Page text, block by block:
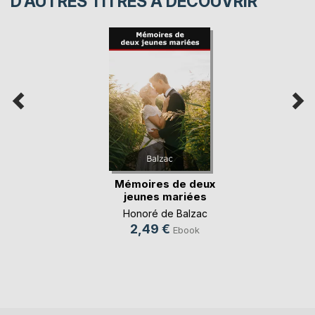
Mémoires de deux
jeunes mariées
Honoré de Balzac
2,49 € Ebook